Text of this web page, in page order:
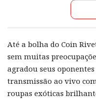
Até a bolha do Coin
sem muitas
agradou seus
transmissão ao vivo
roupas exóticas